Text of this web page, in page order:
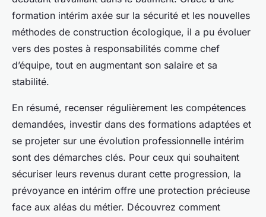
formation intérim axée sur la sécurité et les nouvelles
méthodes de construction écologique, il a pu évoluer
vers des postes à responsabilités comme chef
d’équipe, tout en augmentant son salaire et sa
stabilité.
En résumé, recenser régulièrement les compétences
demandées, investir dans des formations adaptées et
se projeter sur une évolution professionnelle intérim
sont des démarches clés. Pour ceux qui souhaitent
sécuriser leurs revenus durant cette progression, la
prévoyance en intérim offre une protection précieuse
face aux aléas du métier. Découvrez comment